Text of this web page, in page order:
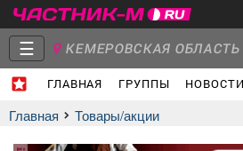
☰ КЕМЕРОВСКАЯ ОБЛАСТЬ
ГЛАВНАЯ ГРУППЫ НОВОСТИ
Главная
Главная Товары/акции